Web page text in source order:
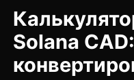
Solana CAD: